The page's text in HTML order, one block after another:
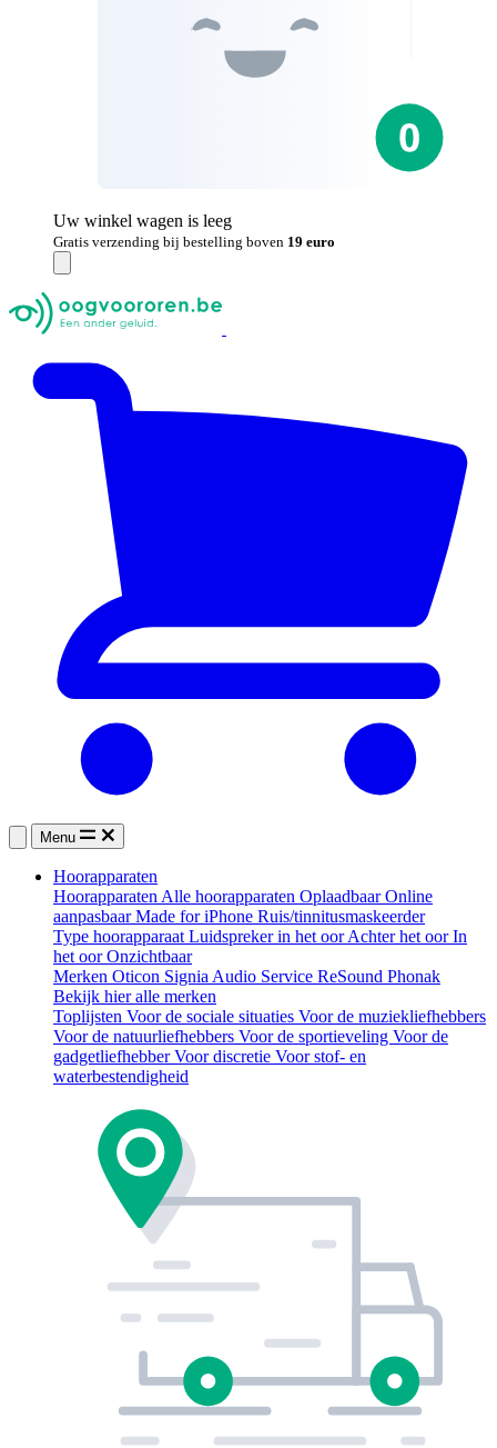
Uw winkel wagen is leeg
Gratis verzending bij bestelling boven 19 euro
Menu
Hoorapparaten
Hoorapparaten Alle hoorapparaten OplaadbaarOnline
aanpasbaarMade for iPhone Ruis/tinnitusmaskeerder
Type hoorapparaat Luidspreker in het oorAchter het oorIn
het oorOnzichtbaar
Merken Oticon Signia Audio Service ReSound Phonak
Bekijk hier alle merken
Toplijsten Voor de sociale situaties Voor de muziekliefhebbers
Voor de natuurliefhebbers Voor de sportieveling Voor de
gadgetliefhebberVoor discretie Voor stof- en
waterbestendigheid